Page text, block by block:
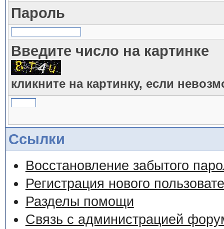
Пароль
Введите число на картинке
кликните на картинку, если
Ссылки
Восстановление забытого
Регистрация нового
Разделы помощи
Связь с администрацией